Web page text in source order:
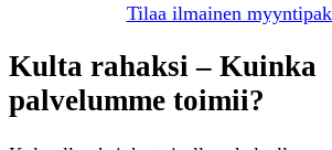
Tilaa ilmainen
Kulta rahaksi – Kuinka
palvelumme toimii?